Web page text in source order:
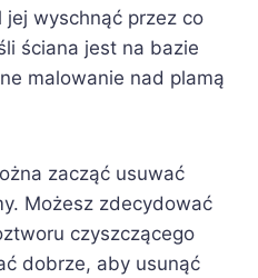
wyschnąć przez co
ściana jest na bazie
malowanie nad plamą
zacząć usuwać
Możesz zdecydować
czyszczącego
dobrze, aby usunąć